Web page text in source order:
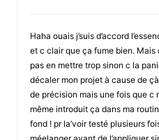
Haha ouais j’suis d’accord
et c clair que ça fume bien.
pas en mettre trop sinon c la
décaler mon projet à cause de
de précision mais une fois que c
même introduit ça dans ma
fond ! pr la’voir testé plusieurs